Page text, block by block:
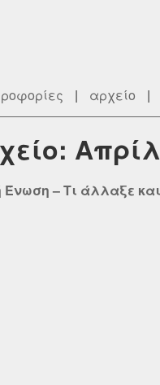
| αρχείο |
– Τι άλλαξε και